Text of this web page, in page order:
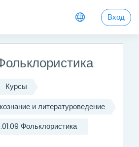
Вход
Курсы
и литературоведение
Фольклористика